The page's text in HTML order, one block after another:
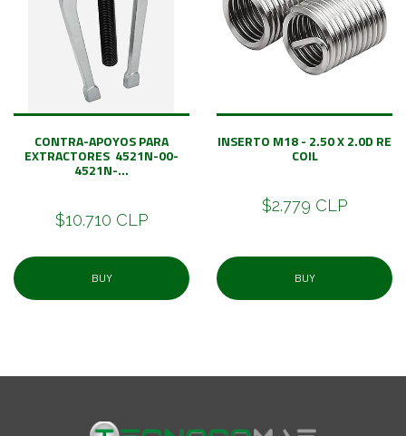
CONTRA-APOYOS PARA
EXTRACTORES 4521N-00-
4521N-...
$10.710 CLP
BUY
INSERTO M18 - 2.50 X 2.0D RE
COIL
$2.779 CLP
BUY